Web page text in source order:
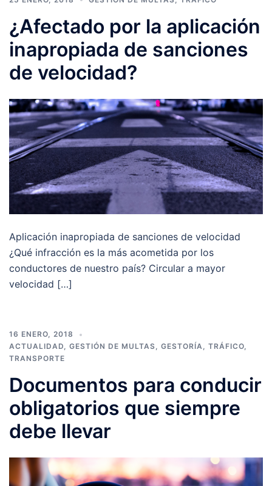
¿Afectado por la aplicación
inapropiada de sanciones
de velocidad?
Aplicación inapropiada de sanciones de velocidad
¿Qué infracción es la más acometida por los
conductores de nuestro país? Circular a mayor
velocidad […]
16 ENERO, 2018
ACTUALIDAD
GESTIÓN DE MULTAS GESTORÍA TRÁFICO
TRANSPORTE
Documentos para conducir
obligatorios que siempre
debe llevar